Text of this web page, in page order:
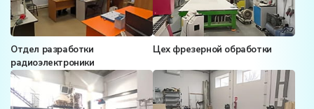
Отдел разработки
радиоэлектроники
Цех фрезерной обработки